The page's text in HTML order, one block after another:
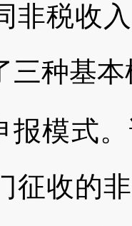
税收入
三种基
模式。
征收的